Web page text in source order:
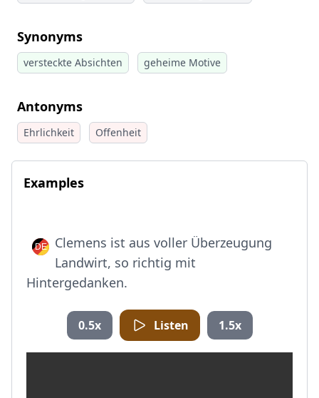
Synonyms
versteckte Absichten geheime Motive
Antonyms
Ehrlichkeit Offenheit
Examples
Clemens ist aus voller Überzeugung
Landwirt, so richtig mit
Hintergedanken.
0.5x Listen 1.5x